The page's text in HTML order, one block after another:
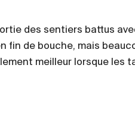
des sentiers battus
fin de bouche, mais
meilleur lorsque les